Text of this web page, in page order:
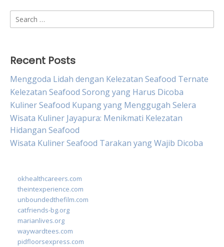
Search
for:
Recent Posts
Menggoda Lidah dengan Kelezatan Seafood Ternate
Kelezatan Seafood Sorong yang Harus Dicoba
Kuliner Seafood Kupang yang Menggugah Selera
Wisata Kuliner Jayapura: Menikmati Kelezatan
Hidangan Seafood
Wisata Kuliner Seafood Tarakan yang Wajib Dicoba
okhealthcareers.com
theintexperience.com
unboundedthefilm.com
catfriends-bg.org
marianlives.org
waywardtees.com
pidfloorsexpress.com